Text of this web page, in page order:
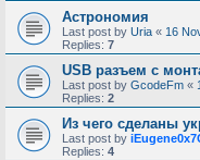
Астрономия
Last post by Uria « 16
Replies: 7
USB разъем с
Last post by GcodeFm «
Replies: 2
Из чего сделаны
Last post by
Replies: 4